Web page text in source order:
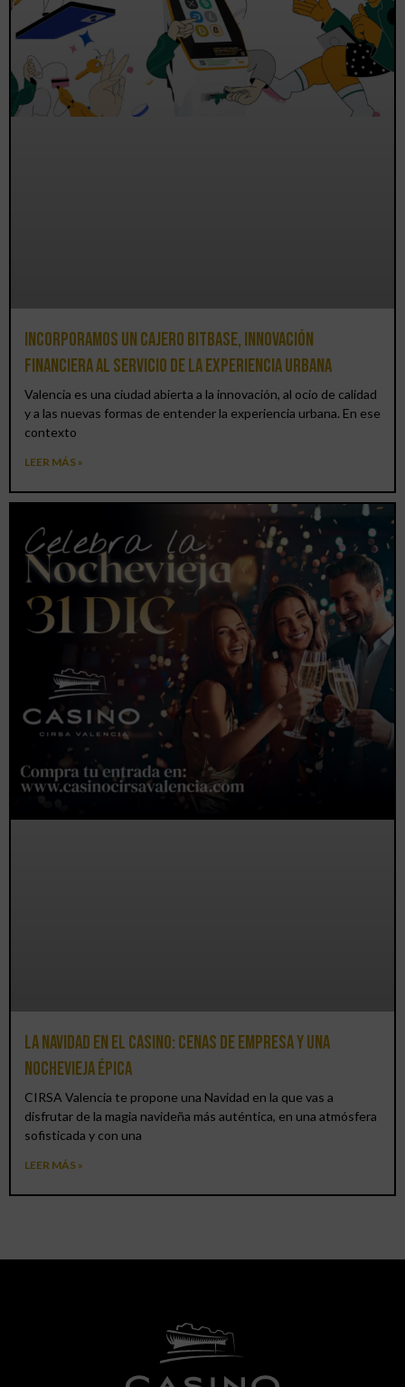
Incorporamos un cajero BitBase, innovación
financiera al servicio de la experiencia urbana
Valencia es una ciudad abierta a la innovación, al ocio de calidad
y a las nuevas formas de entender la experiencia urbana. En ese
contexto
LEER MÁS »
La Navidad en el Casino: cenas de empresa y una
Nochevieja épica
CIRSA Valencia te propone una Navidad en la que vas a
disfrutar de la magia navideña más auténtica, en una atmósfera
sofisticada y con una
LEER MÁS »